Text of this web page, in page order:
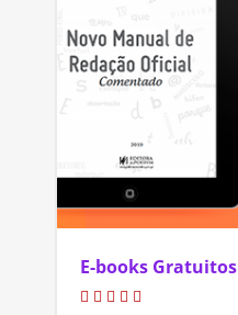
E-books Gratuitos